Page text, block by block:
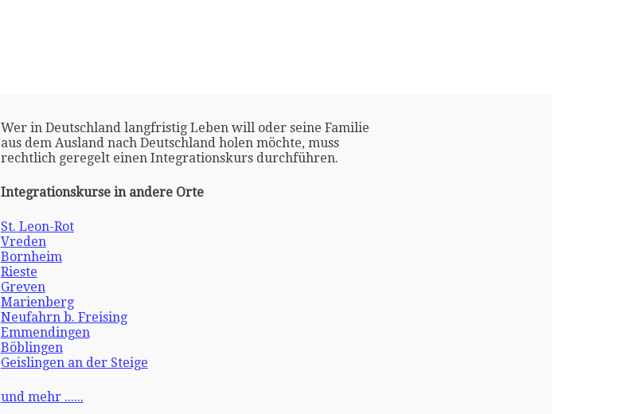
Wer in Deutschland langfristig Leben will oder seine Familie
aus dem Ausland nach Deutschland holen möchte, muss
rechtlich geregelt einen Integrationskurs durchführen.
Integrationskurse in andere Orte
St. Leon-Rot
Vreden
Bornheim
Rieste
Greven
Marienberg
Neufahrn b. Freising
Emmendingen
Böblingen
Geislingen an der Steige
und mehr ......